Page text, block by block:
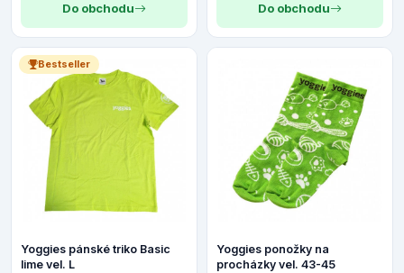
Do obchodu Do obchodu
Bestseller
Yoggies pánské triko Basic
lime vel. L
Yoggies ponožky na
procházky vel. 43-45